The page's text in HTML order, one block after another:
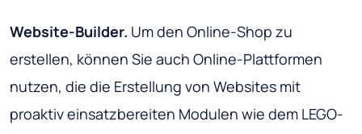
Website-Builder. Um den Online-Shop zu
erstellen, können Sie auch Online-Plattformen
nutzen, die die Erstellung von Websites mit
proaktiv einsatzbereiten Modulen wie dem LEGO-